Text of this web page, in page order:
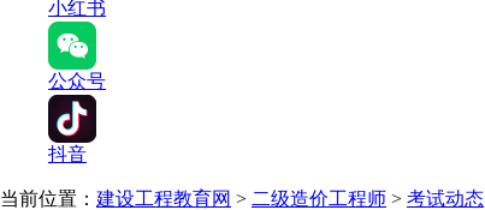
小红书
公众号
抖音
当前位置： 建设工程教育网 > 二级造价工程师 > 考试动态